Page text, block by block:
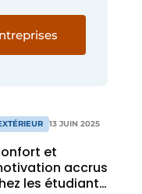
13 JUIN 2025
et
accrus
les étudiants